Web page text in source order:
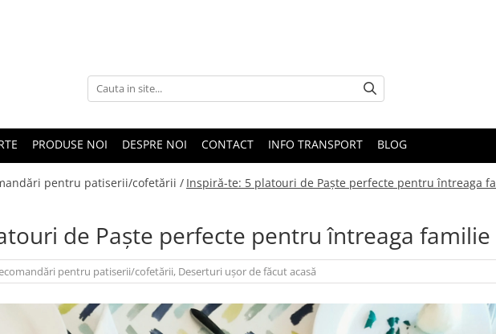
PRODUSE NOI DESPRE NOI CONTACT INFO TRANSPORT BLOG
pentru patiserii/cofetării / Inspiră-te: 5 platouri de Paște perfecte pentru întreaga
de Paște perfecte pentru întreaga familie
pentru patiserii/cofetării, Deserturi ușor de făcut acasă